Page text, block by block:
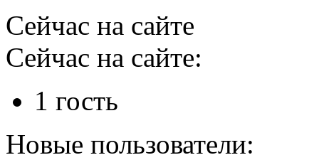
Сейчас на сайте
Сейчас на сайте:
1 гость
Новые пользователи: